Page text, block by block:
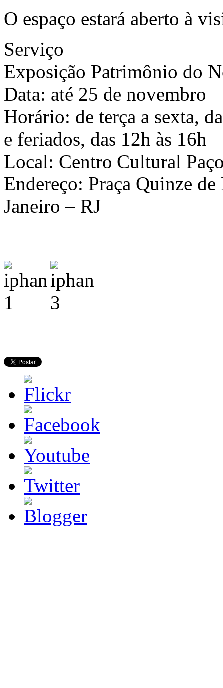
O espaço estará aberto à
Serviço
Exposição Patrimônio do
Data: até 25 de novembro
Horário: de terça a sexta,
e feriados, das 12h às 16h
Local: Centro Cultural
Endereço: Praça Quinze
Janeiro – RJ